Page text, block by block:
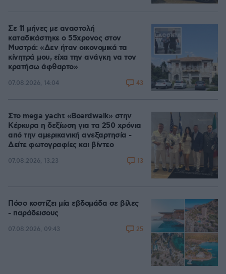
Σε 11 μήνες με αναστολή
καταδικάστηκε ο 55χρονος στον
Μυστρά: «Δεν ήταν οικονομικά τα
κίνητρά μου, είχα την ανάγκη να τον
κρατήσω άφθαρτο»
07.08.2026, 14:04 43
Στο mega yacht «Boardwalk» στην
Κέρκυρα η δεξίωση για τα 250 χρόνια
από την αμερικανική ανεξαρτησία -
Δείτε φωτογραφίες και βίντεο
07.08.2026, 13:23 13
Πόσο κοστίζει μία εβδομάδα σε βίλες
- παράδεισους
07.08.2026, 09:43 25